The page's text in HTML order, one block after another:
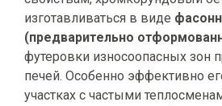
изготавливаться в виде
(предварительно
футеровки износоопасных
печей. Особенно эффективно
участках с частыми